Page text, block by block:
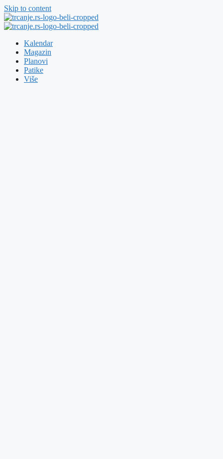
Skip to content
Kalendar
Magazin
Planovi
Patike
Više